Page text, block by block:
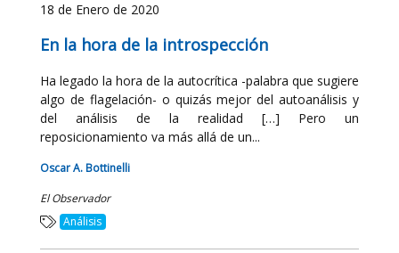
18 de Enero de 2020
En la hora de la introspección
Ha legado la hora de la autocrítica -palabra que sugiere
algo de flagelación- o quizás mejor del autoanálisis y
del análisis de la realidad […] Pero un
reposicionamiento va más allá de un...
Oscar A. Bottinelli
El Observador
Análisis